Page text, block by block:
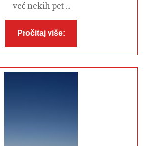
već nekih pet ...
Pročitaj više: